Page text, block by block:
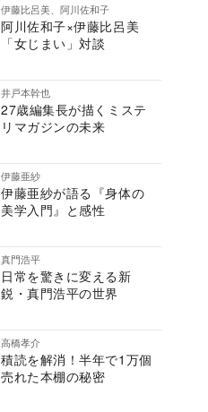
伊藤比呂美、阿川佐和子
阿川佐和子×伊藤比呂美
「女じまい」対談
井戸本幹也
27歳編集長が描くミステ
リマガジンの未来
伊藤亜紗
伊藤亜紗が語る『身体の
美学入門』と感性
真門浩平
日常を驚きに変える新
鋭・真門浩平の世界
高橋孝介
積読を解消！半年で1万個
売れた本棚の秘密